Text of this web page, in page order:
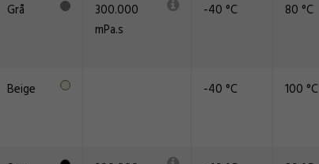
Grå
300.000
mPa.s
-40 °C 80 °C
Beige -40 °C 100 °C